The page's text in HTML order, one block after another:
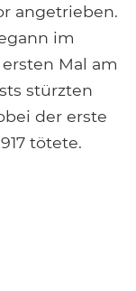
angetrieben.
im
Mal am
stürzten
der erste
tötete.